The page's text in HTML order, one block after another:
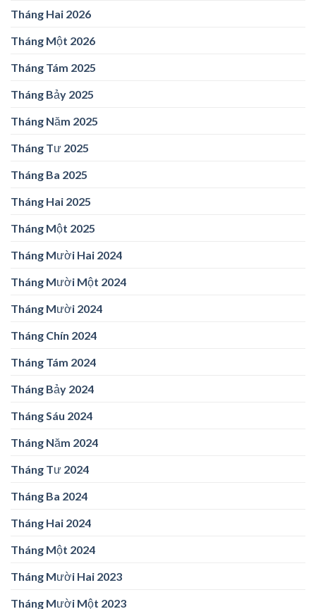
Tháng Hai 2026
Tháng Một 2026
Tháng Tám 2025
Tháng Bảy 2025
Tháng Năm 2025
Tháng Tư 2025
Tháng Ba 2025
Tháng Hai 2025
Tháng Một 2025
Tháng Mười Hai 2024
Tháng Mười Một 2024
Tháng Mười 2024
Tháng Chín 2024
Tháng Tám 2024
Tháng Bảy 2024
Tháng Sáu 2024
Tháng Năm 2024
Tháng Tư 2024
Tháng Ba 2024
Tháng Hai 2024
Tháng Một 2024
Tháng Mười Hai 2023
Tháng Mười Một 2023